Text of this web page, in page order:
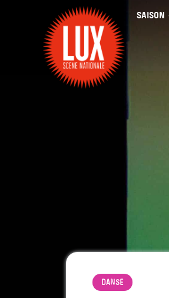
SAISON
DANSE